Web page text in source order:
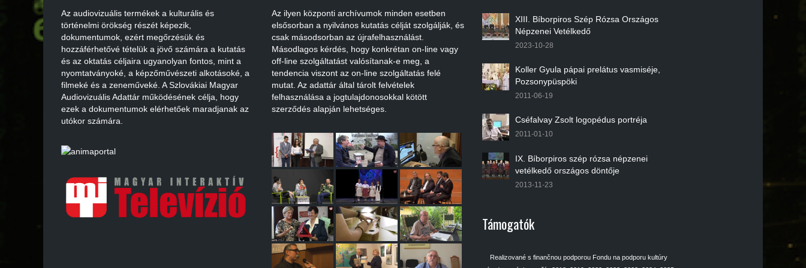
Az audiovizuális termékek a kulturális és
történelmi örökség részét képezik,
dokumentumok, ezért megőrzésük és
hozzáférhetővé tételük a jövő számára a kutatás
és az oktatás céljaira ugyanolyan fontos, mint a
nyomtatványoké, a képzőművészeti alkotásoké, a
filmeké és a zeneműveké. A Szlovákiai Magyar
Audiovizuális Adattár működésének célja, hogy
ezek a dokumentumok elérhetőek maradjanak az
utókor számára.
Az ilyen központi archívumok minden esetben
elsősorban a nyilvános kutatás célját szolgálják, és
csak másodsorban az újrafelhasználást.
Másodlagos kérdés, hogy konkrétan on-line vagy
off-line szolgáltatást valósítanak-e meg, a
tendencia viszont az on-line szolgáltatás felé
mutat. Az adattár által tárolt felvételek
felhasználása a jogtulajdonosokkal kötött
szerződés alapján lehetséges.
XIII. Bíborpiros Szép Rózsa Országos
Népzenei Vetélkedő
2023-10-28
Koller Gyula pápai prelátus vasmiséje,
Pozsonypüspöki
2011-06-19
Cséfalvay Zsolt logopédus portréja
2011-01-10
IX. Bíborpiros szép rózsa népzenei
vetélkedő országos döntője
2013-11-23
Támogatók
Realizované s finančnou podporou Fondu na podporu kultúry